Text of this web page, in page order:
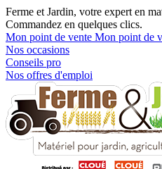
Ferme et Jardin, votre expert en
Commandez en quelques clics.
Mon point de vente Mon point de
Nos occasions
Conseils pro
Nos offres d'emploi